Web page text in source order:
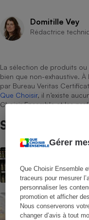
Gérer
Que Choisir Ensemble
traceurs pour mesurer
personnaliser les
promotion et afficher
Nous conserverons
changer d’avis à tout
Domitille Vey
Rédactrice
La sélection de produits
bien que non-exhaustive.
par Bureau Veritas
Que Choisir, il n’existe
Choisir Ensemble et les
Sur le même sujet
ACTUALITÉ
Rappel